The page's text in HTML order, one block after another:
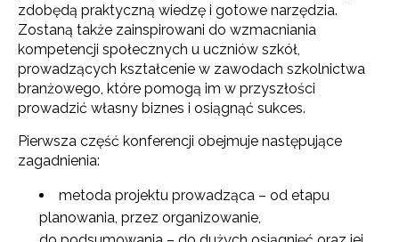
zdobędą praktyczną wiedzę i gotowe narzędzia.
Zostaną także zainspirowani do wzmacniania
kompetencji społecznych u uczniów szkół,
prowadzących kształcenie w zawodach szkolnictwa
branżowego, które pomogą im w przyszłości
prowadzić własny biznes i osiągnąć sukces.
Pierwsza część konferencji obejmuje następujące
zagadnienia:
metoda projektu prowadząca – od etapu
planowania, przez organizowanie,